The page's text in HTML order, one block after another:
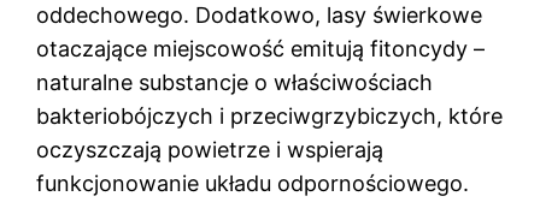
oddechowego. Dodatkowo, lasy świerkowe
otaczające miejscowość emitują fitoncydy –
naturalne substancje o właściwościach
bakteriobójczych i przeciwgrzybiczych, które
oczyszczają powietrze i wspierają
funkcjonowanie układu odpornościowego.